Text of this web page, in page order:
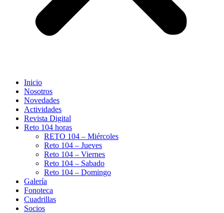
Inicio
Nosotros
Novedades
Actividades
Revista Digital
Reto 104 horas
RETO 104 – Miércoles
Reto 104 – Jueves
Reto 104 – Viernes
Reto 104 – Sabado
Reto 104 – Domingo
Galería
Fonoteca
Cuadrillas
Socios